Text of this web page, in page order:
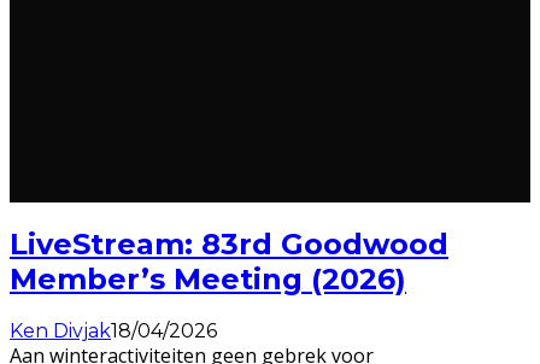
LiveStream: 83rd Goodwood
Member’s Meeting (2026)
Ken Divjak18/04/2026
Aan winteractiviteiten geen gebrek voor